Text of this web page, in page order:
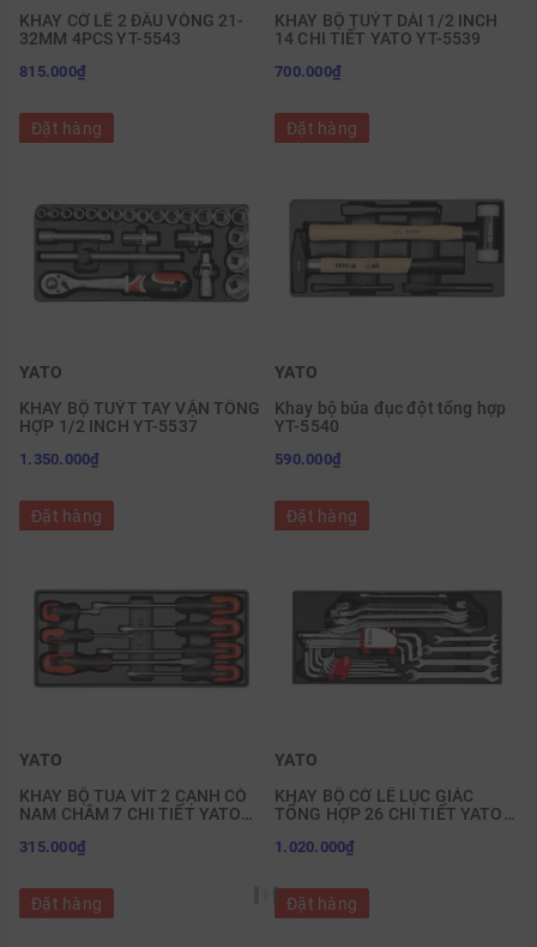
KHAY CỜ LÊ 2 ĐẦU VÒNG 21-
32MM 4PCS YT-5543
815.000₫
Đặt hàng
KHAY BỘ TUÝT DÀI 1/2 INCH
14 CHI TIẾT YATO YT-5539
700.000₫
Đặt hàng
YATO
KHAY BỘ TUÝT TAY VẶN TỔNG
HỢP 1/2 INCH YT-5537
1.350.000₫
Đặt hàng
YATO
Khay bộ búa đục đột tổng hợp
YT-5540
590.000₫
Đặt hàng
YATO
KHAY BỘ TUA VÍT 2 CẠNH CÓ
NAM CHÂM 7 CHI TIẾT YATO
315.000₫
Đặt hàng
YATO
KHAY BỘ CỜ LÊ LỤC GIÁC
TỔNG HỢP 26 CHI TIẾT YATO
1.020.000₫
Đặt hàng